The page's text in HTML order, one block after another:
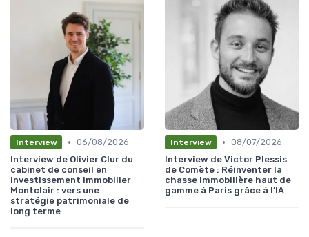
Interview • 06/08/2026
Interview de Olivier Clur du
cabinet de conseil en
investissement immobilier
Montclair : vers une
stratégie patrimoniale de
long terme
Interview • 08/07/2026
Interview de Victor Plessis
de Comète : Réinventer la
chasse immobilière haut de
gamme à Paris grâce à l’IA